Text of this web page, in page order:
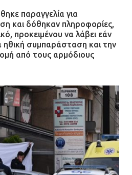
παραγγελία για
και δόθηκαν πληροφορίες,
προκειμένου να λάβει εάν
ηθική συμπαράσταση και την
από τους αρμόδιους